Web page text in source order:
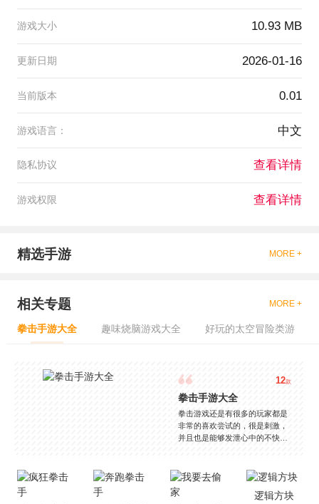
游戏大小 10.93 MB
更新日期 2026-01-16
当前版本 0.01
游戏语言： 中文
隐私协议 查看详情
游戏权限 查看详情
精选手游 MORE +
相关专题 MORE +
拳击手游大全 趣味烧脑游戏大全 好玩的太空冒险类游
12款
拳击手游大全
拳击游戏还是有很多的玩家都是
非常的喜欢尝试的，很是刺激，
并且也是能够发泄心中的不快
是一些格斗的游戏，其实是非常
的有趣，也是相当的刺激的，游
戏中是有一些不同的场景都是能
逻辑方块